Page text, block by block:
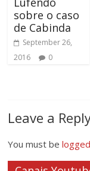
sobre o caso
de Cabinda
September 26,
2016
0
Leave a
You must be